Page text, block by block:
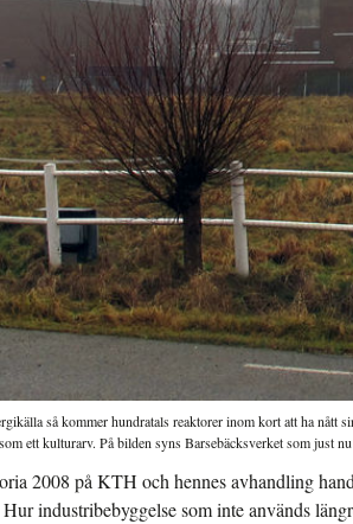
så kommer hundratals reaktorer inom kort att ha
ett kulturarv. På bilden syns Barsebäcksverket som just
2008 på KTH och hennes avhandling
industribebyggelse som inte används